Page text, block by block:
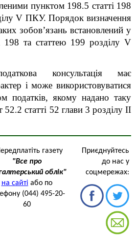
пунктом 198.5 статті 198
V ПКУ. Порядок визначення
зобов’язань встановлений у
198 та статтею 199 розділу V
консультація має
і може використовуватися
податків, якому надано таку
статті 52 глави 3 розділу ІІ
газету
"Все про
облік"
на сайті або по
(044) 495-20-
60
Приєднуйтесь
до нас у
соцмережах: